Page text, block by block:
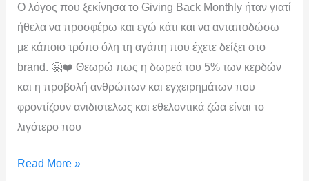
Ο λόγος που ξεκίνησα το Giving Back Monthly ήταν γιατί
ήθελα να προσφέρω και εγώ κάτι και να ανταποδώσω
με κάποιο τρόπο όλη τη αγάπη που έχετε δείξει στο
brand. 🤗❤️ Θεωρώ πως η δωρεά του 5% των κερδών
και η προβολή ανθρώπων και εγχειρημάτων που
φροντίζουν ανιδιοτελως και εθελοντικά ζώα είναι το
λιγότερο που
Read More »